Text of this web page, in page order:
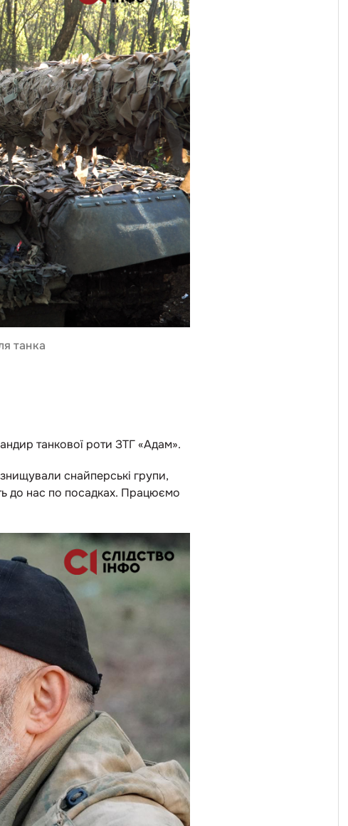
танка
танкової роти ЗТГ «Адам».
снайперські групи,
до нас по посадках. Працюємо